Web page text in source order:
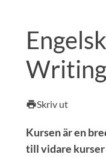
Kursplaner
printSkriv ut
Kursen är en
till vidare kurser